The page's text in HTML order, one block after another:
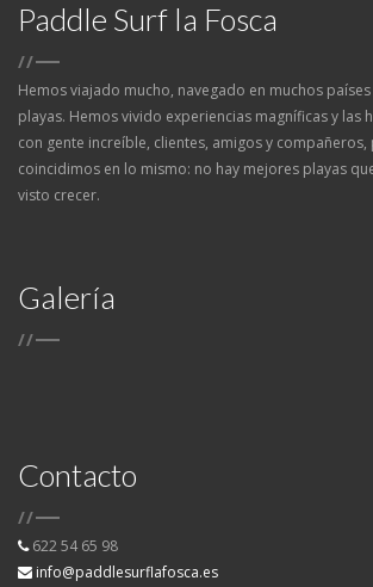
Paddle Surf la Fosca
/ /
Hemos viajado mucho, navegado en muchos
playas. Hemos vivido experiencias magníficas y las
con gente increíble, clientes, amigos y
coincidimos en lo mismo: no hay mejores playas
visto crecer.
Galería
/ /
Contacto
/ /
622 54 65 98
info@paddlesurflafosca.es